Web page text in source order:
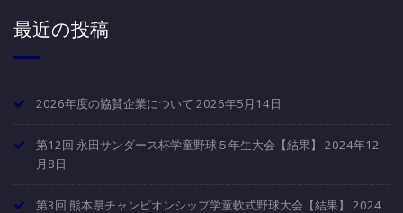
最近の投稿
2026年度の協賛企業について 2026年5月14日
第12回 永田サンダース杯学童野球５年生大会【結果】
2024年12
月8日
第3回 熊本県チャンピオンシップ学童軟式野球大会【結果】 2024